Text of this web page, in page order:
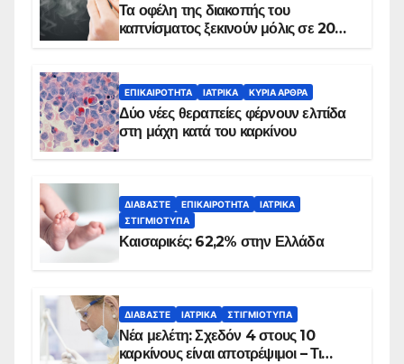
Τα οφέλη της διακοπής του
καπνίσματος ξεκινούν μόλις σε 20
ΕΠΙΚΑΙΡΌΤΗΤΑ ΙΑΤΡΙΚΆ ΚΥΡΙΑ ΑΡΘΡΑ
Δύο νέες θεραπείες φέρνουν ελπίδα
στη μάχη κατά του καρκίνου
ΔΙΑΒΆΣΤΕ ΕΠΙΚΑΙΡΌΤΗΤΑ
ΙΑΤΡΙΚΆ
ΣΤΙΓΜΙΌΤΥΠΑ
Καισαρικές: 62,2% στην Ελλάδα
ΔΙΑΒΆΣΤΕ ΙΑΤΡΙΚΆ ΣΤΙΓΜΙΌΤΥΠΑ
Νέα μελέτη: Σχεδόν 4 στους 10
καρκίνους είναι αποτρέψιμοι – Τι